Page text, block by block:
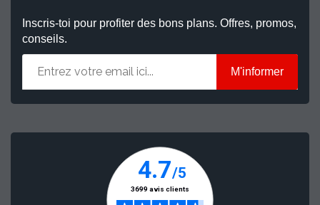
Inscris-toi pour profiter des bons plans. Offres, promos,
conseils.
M'informer